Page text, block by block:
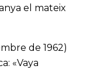
el mateix
de 1962)
«Vaya